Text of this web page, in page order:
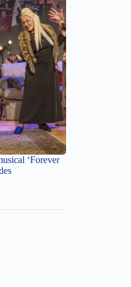
‘Forever